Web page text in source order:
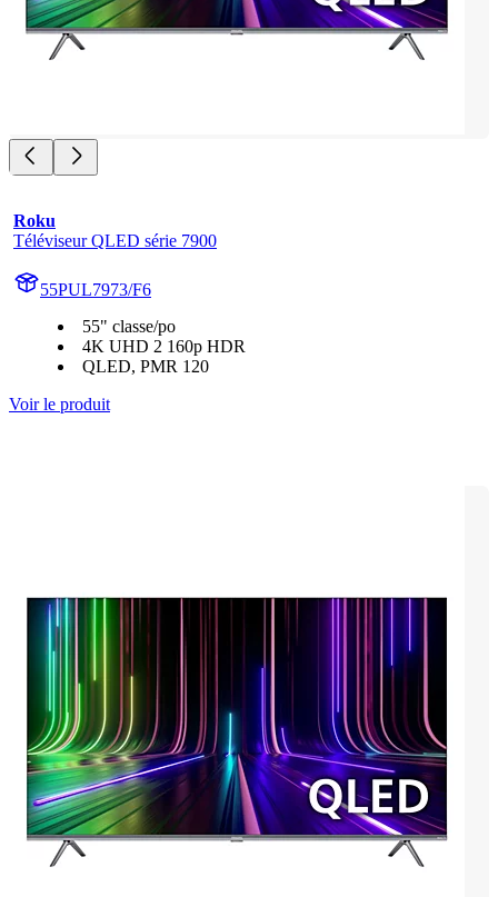
Roku
Téléviseur QLED série 7900
55PUL7973/F6
55" classe/po
4K UHD 2 160p HDR
QLED, PMR 120
Voir le produit